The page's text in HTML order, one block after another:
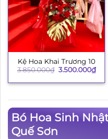
Kệ Hoa Khai Trương 10
3.850.000₫ Giá
là:
3.500.000₫Giá
hiện
tại
Bó Hoa Sinh
Quế Sơn